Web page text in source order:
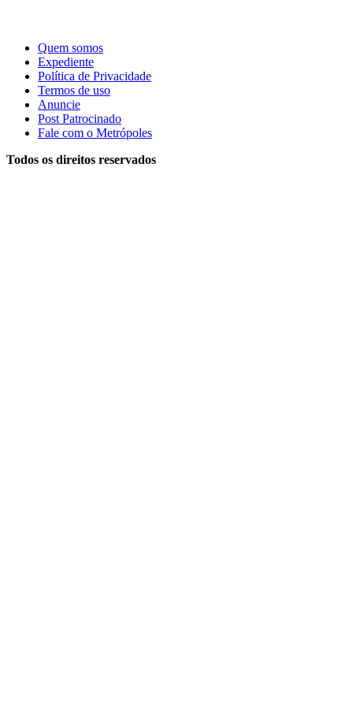
Quem somos
Expediente
Política de Privacidade
Termos de uso
Anuncie
Post Patrocinado
Fale com o Metrópoles
Todos os direitos reservados